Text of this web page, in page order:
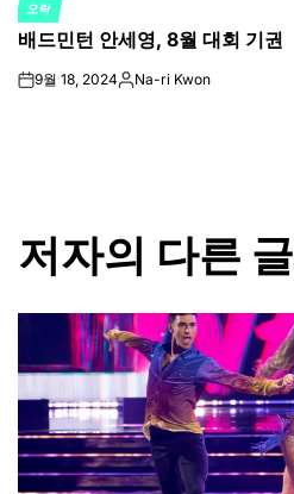
POSTED
IN
오락
배드민턴 안세영, 8월 대회 기권
on9월 18, 2024Posted
Na-ri Kwon
저자의 다른 글